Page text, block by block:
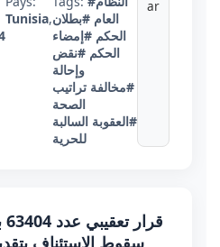
Tunisia,
العام #بطلان
الحكم #إمضاء
الحكم #نقض
وإحالة
#مخالفة تراتيب
الصحة
#العقوبة السالبة
للحرية
ar
سقوط الاستئناف